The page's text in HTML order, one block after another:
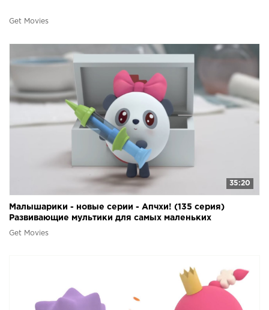
Get Movies
35:20
Малышарики - новые серии - Апчхи! (135 серия)
Развивающие мультики для самых маленьких
Get Movies